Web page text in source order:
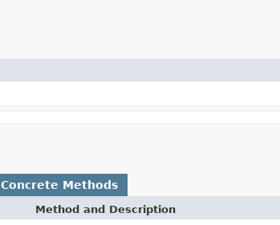
Concrete Methods
Method and Description